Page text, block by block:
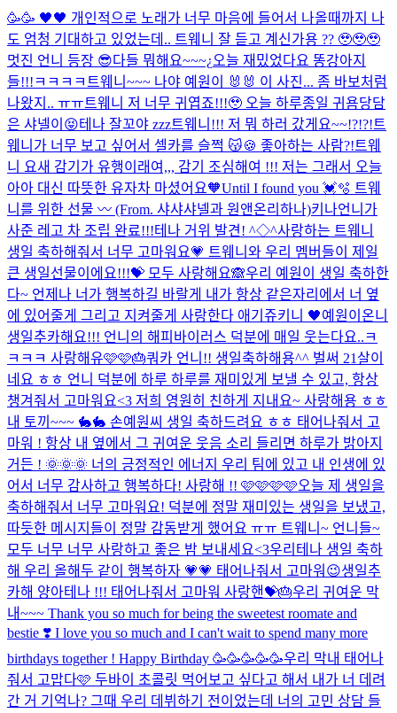
🥳🥳 🖤🖤 개인적으로 노래가 너무 마음에 들어서 나올때까지 나
도 엄청 기대하고 있었는데.. 트웨니 잘 듣고 계신가용 ?? 🥹🥹🥹
멋진 언니 등장 😎다들 뭐해요~~~¿ 오늘 재밌었다요 똥강아지
들!!!ㅋㅋㅋㅋ 트웨니~~~ 나야 예원이 🐰🐰 이 사진... 좀 바보처럼
나왔지.. ㅠㅠ트웨니 저 너무 귀엽죠!!!🥹 오늘 하루종일 귀욤당담
은 샤넬이😝테나 잘꼬야 zzz트웨니!!! 저 뭐 하러 갔게요~~!?!?!트
웨니가 너무 보고 싶어서 셀카를 슬쩍 😽🍪 좋아하는 사람?!트웨
니 요새 감기가 유행이래여,,, 감기 조심해여 !!! 저는 그래서 오늘
아아 대신 따뜻한 유자차 마셨어요🧡Until I found you 💓🫧 트웨
니를 위한 선물 〰️ (From. 샤샤샤넬과 원앤온리하나)키나언니가
사준 레고 차 조립 완료!!!테나 거위 발견! ^◇^사랑하는 트웨니
생일 축하해줘서 너무 고마워요💗 트웨니와 우리 멤버들이 제일
큰 생일선물이에요!!!💝 모두 사랑해요🙈우리 예원이 생일 축하한
다~ 언제나 너가 행복하길 바랄게 내가 항상 같은자리에서 너 옆
에 있어줄게 그리고 지켜줄게 사랑한다 애기쥬키니 🖤예원이온니
생일추카해요!!! 언니의 해피바이러스 덕분에 매일 웃는다요..ㅋ
ㅋㅋㅋ 사랑해유🩷🩷🎂쿼카 언니!! 생일축하해용^^ 벌써 21살이
네요 ㅎㅎ 언니 덕분에 하루 하루를 재미있게 보낼 수 있고, 항상
챙겨줘서 고마워요<3 저희 영원히 친하게 지내요~ 사랑해용 ㅎㅎ
내 토끼~~~ 🐇🐇 손예원씨 생일 축하드려요 ㅎㅎ 태어나줘서 고
마워 ! 항상 내 옆에서 그 귀여운 웃음 소리 들리면 하루가 밝아지
거든 ! 🌞🌞🌞 너의 긍정적인 에너지 우리 팀에 있고 내 인생에 있
어서 너무 감사하고 행복하다! 사랑해 !! 🩷🩷🩷🩷오늘 제 생일을
축하해줘서 너무 고마워요! 덕분에 정말 재미있는 생일을 보냈고,
따듯한 메시지들이 정말 감동받게 했어요 ㅠㅠ 트웨니~ 언니들~
모두 너무 너무 사랑하고 좋은 밤 보내세요<3우리테나 생일 축하
해 우리 올해두 같이 행복하자 💗💗 태어나줘서 고마워😉생일추
카해 양아테나 !!! 태어나줘서 고마워 사랑핸💝🎂우리 귀여운 막
내~~~ Thank you so much for being the sweetest roomate and
bestie ❣️ I love you so much and I can't wait to spend many more
birthdays together ! Happy Birthday 🥳🥳🥳🥳🥳우리 막내 태어나
줘서 고맙다🩷 두바이 초콜릿 먹어보고 싶다고 해서 내가 너 데려
간 거 기억나? 그때 우리 데뷔하기 전이었는데 너의 고민 상담 들